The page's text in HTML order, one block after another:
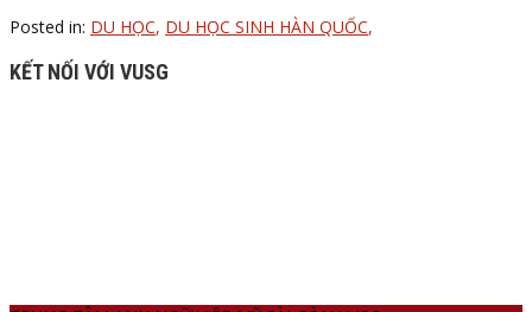
Posted in: DU HỌC, DU HỌC SINH HÀN QUỐC,
KẾT NỐI VỚI VUSG